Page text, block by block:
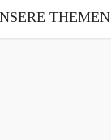
THEMEN